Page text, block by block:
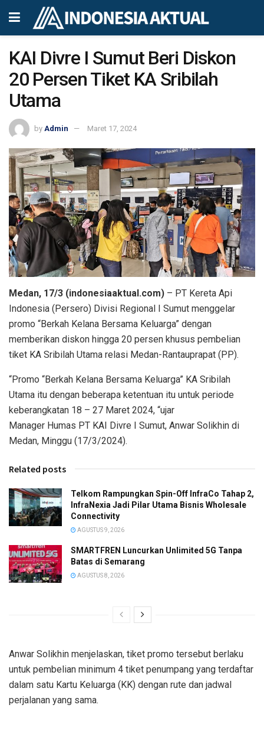
KAI Divre I Sumut Beri Diskon
20 Persen Tiket KA Sribilah
Utama
by Admin Maret 17, 2024
Medan, 17/3 (indonesiaaktual.com) – PT Kereta Api
Indonesia (Persero) Divisi Regional I Sumut menggelar
promo “Berkah Kelana Bersama Keluarga” dengan
memberikan diskon hingga 20 persen khusus pembelian
tiket KA Sribilah Utama relasi Medan-Rantauprapat (PP).
“Promo “Berkah Kelana Bersama Keluarga” KA Sribilah
Utama itu dengan beberapa ketentuan itu untuk periode
keberangkatan 18 – 27 Maret 2024, “ujar
Manager Humas PT KAI Divre I Sumut, Anwar Solikhin di
Medan, Minggu (17/3/2024).
Related posts
Telkom Rampungkan Spin-Off InfraCo Tahap 2,
InfraNexia Jadi Pilar Utama Bisnis Wholesale
Connectivity
AGUSTUS 9, 2026
SMARTFREN Luncurkan Unlimited 5G Tanpa
Batas di Semarang
AGUSTUS 8, 2026
Anwar Solikhin menjelaskan, tiket promo tersebut berlaku
untuk pembelian minimum 4 tiket penumpang yang terdaftar
dalam satu Kartu Keluarga (KK) dengan rute dan jadwal
perjalanan yang sama.